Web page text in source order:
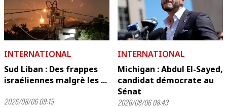
INTERNATIONAL
Sud Liban : Des frappes
israéliennes malgrè les ...
2026/08/06 09:15
INTERNATIONAL
Michigan : Abdul El-Sayed,
candidat démocrate au
Sénat
2026/08/06 08:43